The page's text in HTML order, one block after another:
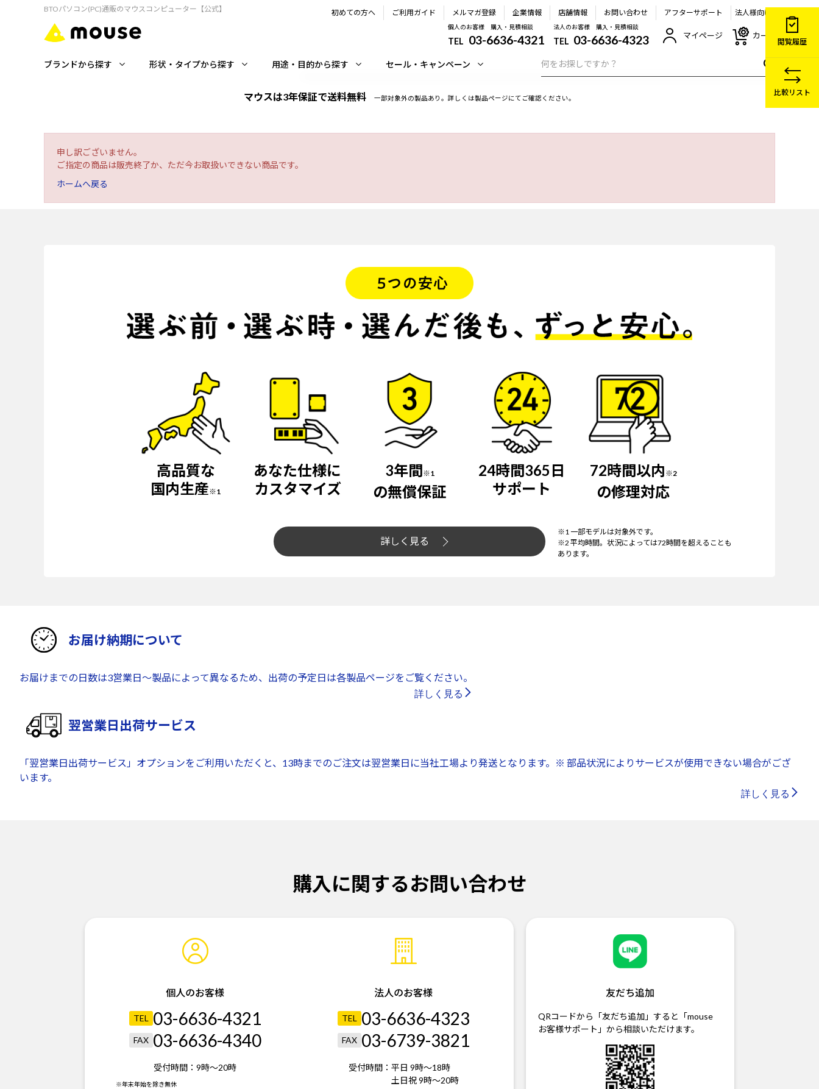
BTOパソコン(PC)通販のマウスコンピューター【公式】 初めての方へ ご利用ガイド メルマガ登録 企業情報 店舗情報 お問い合わせ アフターサポート 法人様向け
個人のお客様 購入・見積相談
TEL 03-6636-4321
法人のお客様 購入・見積相談
TEL 03-6636-4323 マイページ カート
ブランドから探す 形状・タイプから探す 用途・目的から探す セール・キャンペーン
マウスは3年保証で送料無料 一部対象外の製品あり。詳しくは製品ページにてご確認ください。
申し訳ございません。
ご指定の商品は販売終了か、ただ今お取扱いできない商品です。
ホームへ戻る
閲覧履歴
比較リスト
高品質な
国内生産※1
あなた仕様に
カスタマイズ
3年間※1
の無償保証
24時間365日
サポート
72時間以内 ※2
の修理対応
詳しく見る
※1 一部モデルは対象外です。
※2 平均時間。状況によっては72時間を超えることも
あります。
お届け納期について
お届けまでの日数は3営業日～製品によって異なるため、出荷の予定日は各製品ページをご覧ください。
詳しく見る
翌営業日出荷サービス
「翌営業日出荷サービス」オプションをご利用いただくと、13時までのご注文は翌営業日に当社工場より発送となります。※ 部品状況によりサービスが使用できない場合がござ
います。
詳しく見る
購入に関するお問い合わせ
個人のお客様
TEL 03-6636-4321
FAX 03-6636-4340
受付時間：9時～20時
※年末年始を除き無休
法人のお客様
TEL 03-6636-4323
FAX 03-6739-3821
受付時間： 平日 9時～18時
土日祝 9時～20時
友だち追加
QRコードから「友だち追加」すると「mouse
お客様サポート」から相談いただけます。